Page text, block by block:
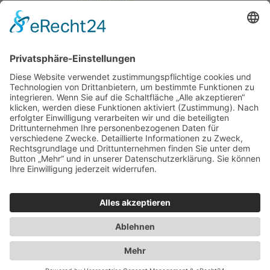
Accessoires
Kleider
Homewear
Jacken & Mäntel
Curvy
Herren
Kids
Burda Fantasy
Accessoires & Deko
NEU im Shop
SALE
Suchen
Bitte mindestens 5 Buschstaben oder Zahlen eingeben!
Vertrag widerrufen